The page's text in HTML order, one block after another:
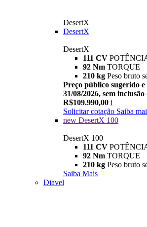
DesertX
DesertX
DesertX
111 CV
92 Nm TORQUE
210 kg Peso bruto
Preço público sugerido
31/08/2026, sem
R$109.990,00 i
Solicitar cotação Saiba
new DesertX 100
DesertX 100
111 CV
92 Nm TORQUE
210 kg Peso bruto
Saiba Mais
Diavel